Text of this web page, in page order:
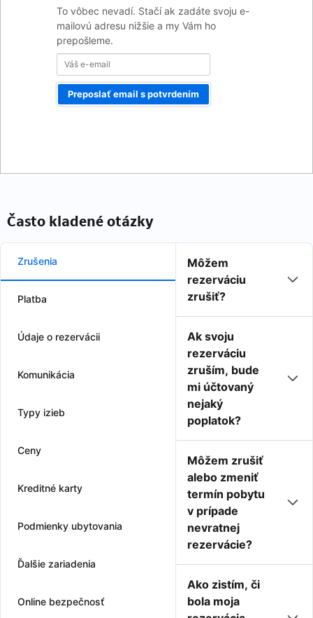
To vôbec nevadí. Stačí ak zadáte svoju e-
mailovú adresu nižšie a my Vám ho
prepošleme.
Preposlať email s potvrdením
Často kladené otázky
Zrušenia
Platba
Údaje o rezervácii
Komunikácia
Typy izieb
Ceny
Kreditné karty
Podmienky ubytovania
Ďalšie zariadenia
Online bezpečnosť
Môžem
rezerváciu
zrušiť?
Ak svoju
rezerváciu
zruším, bude
mi účtovaný
nejaký
poplatok?
Môžem zrušiť
alebo zmeniť
termín pobytu
v prípade
nevratnej
rezervácie?
Ako zistím, či
bola moja